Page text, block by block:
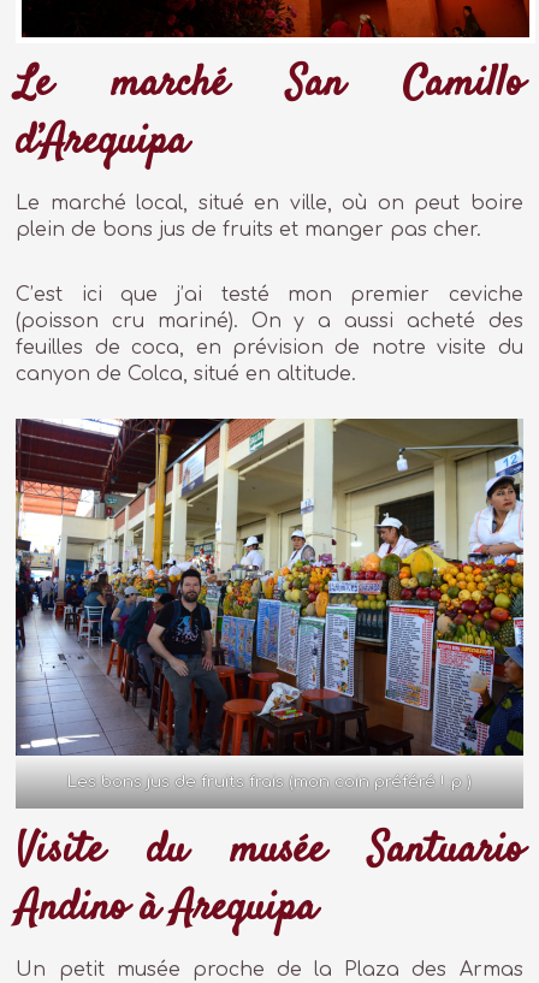
Le marché San Camillo
d’Arequipa
Le marché local, situé en ville, où on peut boire
plein de bons jus de fruits et manger pas cher.
C’est ici que j’ai testé mon premier ceviche
(poisson cru mariné). On y a aussi acheté des
feuilles de coca, en prévision de notre visite du
canyon de Colca, situé en altitude.
Les bons jus de fruits frais (mon coin préféré ! :p )
Visite du musée Santuario
Andino à Arequipa
Un petit musée proche de la Plaza des Armas